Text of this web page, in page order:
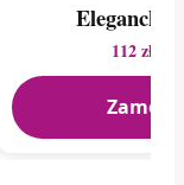
Elegancki
112 zł